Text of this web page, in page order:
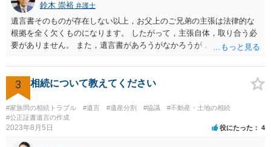
鈴木 崇裕 弁護士
遺言書そのものが存在しない以上，お父上のご兄弟の主張は法律的な
根拠を全く欠くものになります。 したがって，主張自体，取り合う必
要がありません。 また，遺言書があろうがなかろうが，お父上のご兄
ご回答にもありますが， 代理人弁護士をたてて，その弁護士から相手
方に対して， ・相続に関する主張は法的根拠がなく，一切応じないこ
と ・今後一切の連絡をしてこないでほしいこと ・連絡を継続してくる
ようであれば警察への通報や法的措置も辞さないこと などを記載した
書面を発送してもらうことがよろしいように思います。
3 相続について教えてください
#家族間の相続トラブル #遺言 #遺産分割 #協議
#不動産・土地の相続
#公正証書遺言の作成
2023年8月5日 役にたった 4